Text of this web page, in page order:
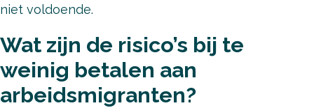
niet voldoende.
Wat zijn de risico’s bij te
weinig betalen aan
arbeidsmigranten?